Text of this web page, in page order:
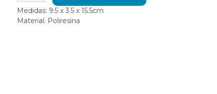
Medidas: 9.5 x 3.5 x 15.5cm
Material: Poliresina